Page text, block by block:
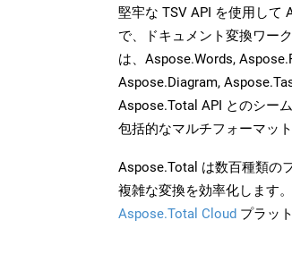
堅牢な TSV API を使用して
で、ドキュメント変換ワー
は、Aspose.Words,
Aspose.Diagram,
Aspose.Total API とのシー
包括的なマルチフォーマッ
Aspose.Total は数百種類の
複雑な変換を効率化します
Aspose.Total Cloud プラッ